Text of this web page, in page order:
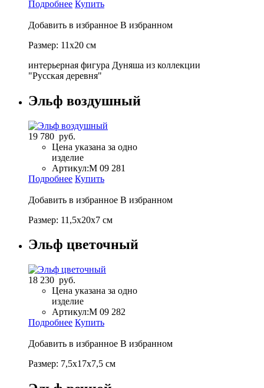
Подробнее Купить
Добавить в избранное В избранном
Размер: 11х20 см
интерьерная фигура Дуняша из коллекции
"Русская деревня"
Эльф воздушный
19 780 руб.
Цена указана за одно
изделие
Артикул:М 09 281
Подробнее Купить
Добавить в избранное В избранном
Размер: 11,5х20х7 см
Эльф цветочный
18 230 руб.
Цена указана за одно
изделие
Артикул:М 09 282
Подробнее Купить
Добавить в избранное В избранном
Размер: 7,5х17х7,5 см